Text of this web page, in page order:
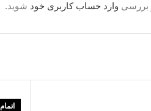
بررسی وارد حساب کاربری خود شوید.